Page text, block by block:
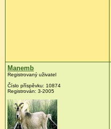
Manemb
Registrovaný uživatel
Číslo příspěvku: 10874
Registrován: 3-2005